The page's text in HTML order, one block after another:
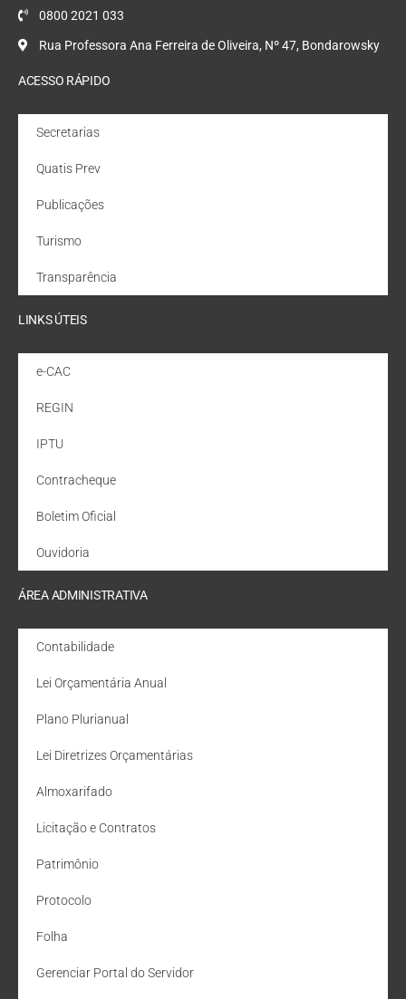
0800 2021 033
Rua Professora Ana Ferreira de Oliveira, Nº 47, Bondarowsky
ACESSO RÁPIDO
Secretarias
Quatis Prev
Publicações
Turismo
Transparência
LINKS ÚTEIS
e-CAC
REGIN
IPTU
Contracheque
Boletim Oficial
Ouvidoria
ÁREA ADMINISTRATIVA
Contabilidade
Lei Orçamentária Anual
Plano Plurianual
Lei Diretrizes Orçamentárias
Almoxarifado
Licitação e Contratos
Patrimônio
Protocolo
Folha
Gerenciar Portal do Servidor